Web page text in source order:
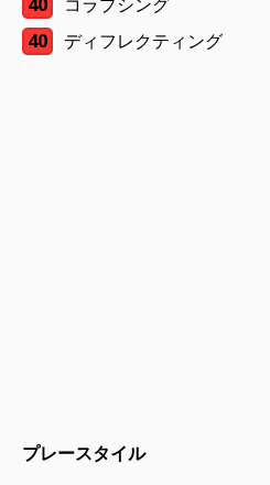
40
ディフレクティング
プレースタイル